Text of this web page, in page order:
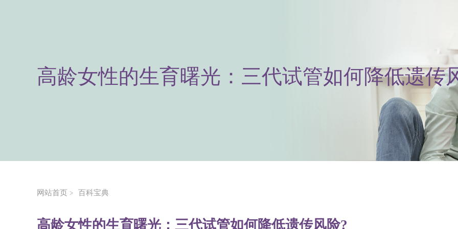
高龄女性的生育曙光：三代试管如何降低遗传
网站首页 > 百科宝典
高龄女性的生育曙光：三代试管如何降低遗传风险?